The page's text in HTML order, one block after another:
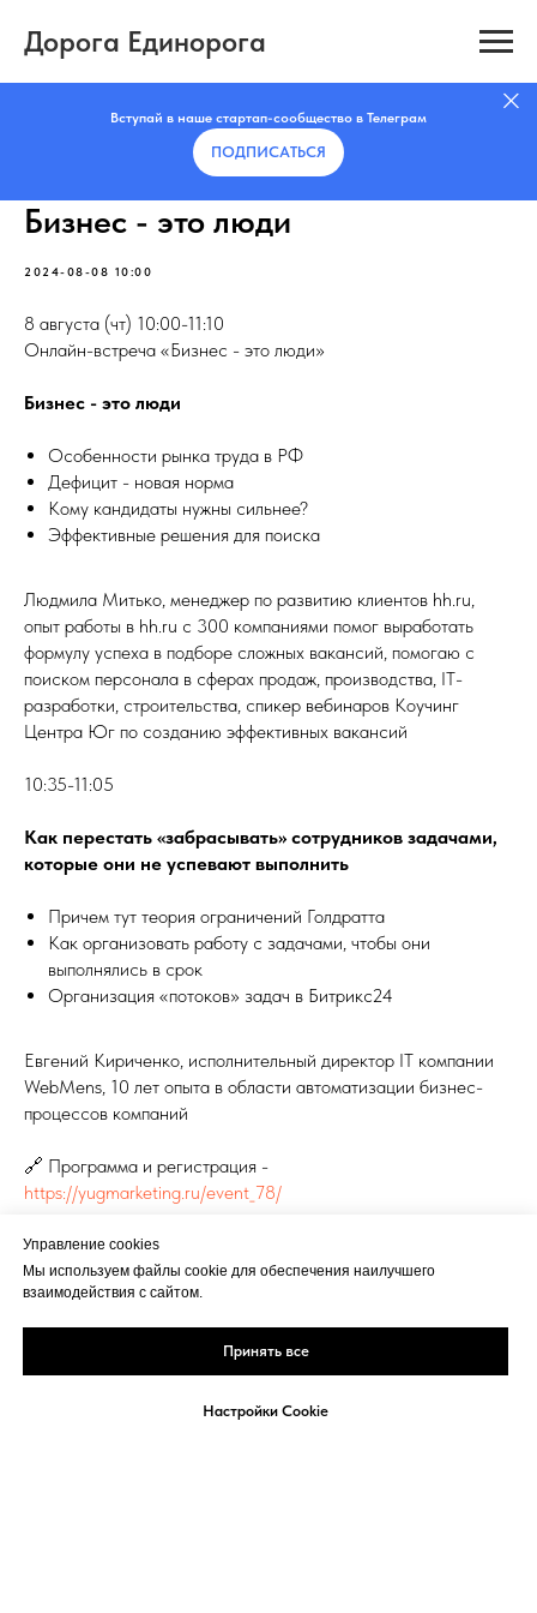
Дорога Единорога
Вступай в наше стартап-сообщество в Телеграм
ПОДПИСАТЬCЯ
Бизнес - это люди
2024-08-08 10:00
8 августа (чт) 10:00-11:10
Онлайн-встреча «Бизнес - это люди»
Бизнес - это люди
Особенности рынка труда в РФ
Дефицит - новая норма
Кому кандидаты нужны сильнее?
Эффективные решения для поиска
Людмила Митько, менеджер по развитию клиентов hh.ru,
опыт работы в hh.ru c 300 компаниями помог выработать
формулу успеха в подборе сложных вакансий, помогаю с
поиском персонала в сферах продаж, производства, IT-
разработки, строительства, спикер вебинаров Коучинг
Центра Юг по созданию эффективных вакансий
10:35-11:05
Как перестать «забрасывать» сотрудников задачами,
которые они не успевают выполнить
Причем тут теория ограничений Голдратта
Как организовать работу с задачами, чтобы они
выполнялись в срок
Организация «потоков» задач в Битрикс24
Евгений Кириченко, исполнительный директор IT компании
WebMens, 10 лет опыта в области автоматизации бизнес-
процессов компаний
🔗 Программа и регистрация -
https://yugmarketing.ru/event_78/
МЕНЕДЖМЕНТ И ВОПРОСЫ УПРАВЛЕНИЯ
Управление cookies
Мы используем файлы cookie для обеспечения наилучшего
взаимодействия с сайтом.
Принять все
Настройки Cookie